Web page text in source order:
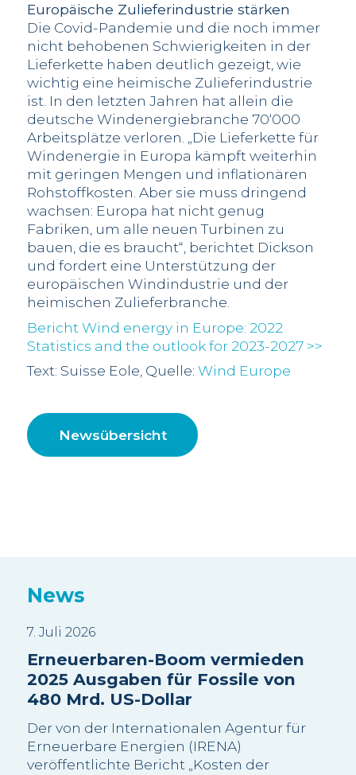
Europäische Zulieferindustrie stärken
Die Covid-Pandemie und die noch immer
nicht behobenen Schwierigkeiten in der
Lieferkette haben deutlich gezeigt, wie
wichtig eine heimische Zulieferindustrie
ist. In den letzten Jahren hat allein die
deutsche Windenergiebranche 70‘000
Arbeitsplätze verloren. „Die Lieferkette für
Windenergie in Europa kämpft weiterhin
mit geringen Mengen und inflationären
Rohstoffkosten. Aber sie muss dringend
wachsen: Europa hat nicht genug
Fabriken, um alle neuen Turbinen zu
bauen, die es braucht“, berichtet Dickson
und fordert eine Unterstützung der
europäischen Windindustrie und der
heimischen Zulieferbranche.
Bericht Wind energy in Europe: 2022
Statistics and the outlook for 2023-2027 >>
Text: Suisse Eole, Quelle: Wind Europe
Newsübersicht
News
7. Juli 2026
Erneuerbaren-Boom vermieden
2025 Ausgaben für Fossile von
480 Mrd. US-Dollar
Der von der Internationalen Agentur für
Erneuerbare Energien (IRENA)
veröffentlichte Bericht „Kosten der